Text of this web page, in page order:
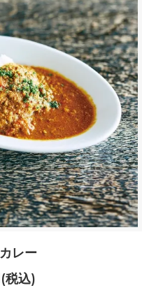
レー
税込)